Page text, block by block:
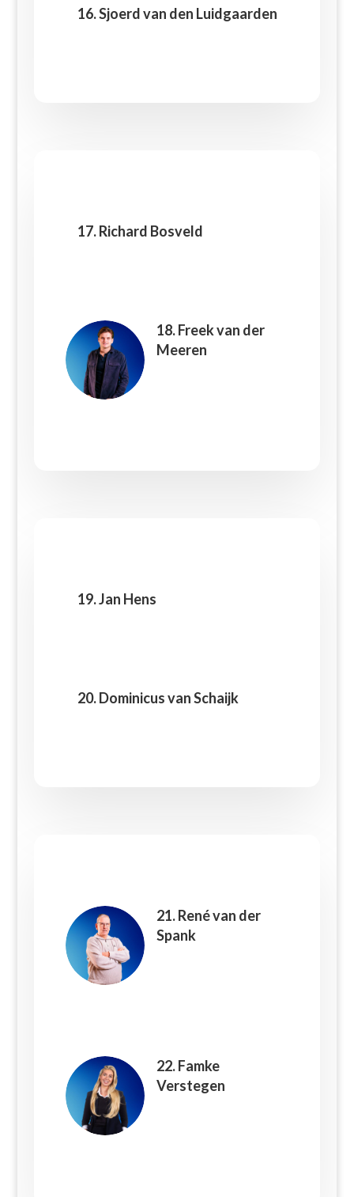
16. Sjoerd van den Luidgaarden
17. Richard Bosveld
18. Freek van der
Meeren
19. Jan Hens
20. Dominicus van Schaijk
21. René van der
Spank
22. Famke
Verstegen